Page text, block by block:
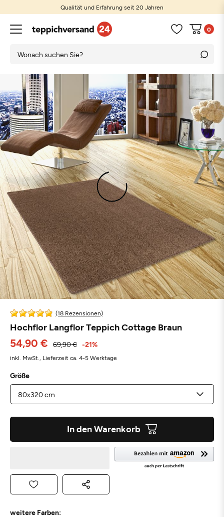
Qualität und Erfahrung seit 20 Jahren
0
(18 Rezensionen)
Hochflor Langflor Teppich Cottage Braun
54,90 € 69,90 € -21%
inkl. MwSt., Lieferzeit ca. 4-5 Werktage
Größe
In den Warenkorb
weitere Farben: